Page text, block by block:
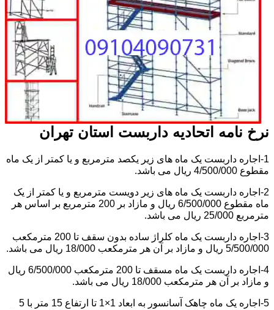
نرخ نامه اتحادیه داربست استان تهران
1-اجاره داربست یک ماه های زیر یکصد مترمربع و یا کمتر از یک ماه
مقطوع 4/500/000 ریال می باشد.
2-اجاره داربست یک ماه های زیر دویست مترمربع و یا کمتر از یک
ماه مقطوع 6/500/000 ریال و مازاد بر 200 مترمربع بر اساس هر
مترمربع 25/000 ریال می باشد.
3-اجاره داربست یک ماه کلراژ ساده بدون سقف تا 200 مترمکعب
5/500/000 ریال و مازاد بر آن هر مترمکعب 18/000 ریال می باشد.
4-اجاره داربست یک ماه مسقف تا 200 مترمکعب 6/500/000 ریال
و مازاد بر آن هر مترمکعب 18/000 ریال می باشد.
5-اجاره یک ماه چاهک آسانسور به ابعاد 1×1 تا ارتفاع 15 متر با 5